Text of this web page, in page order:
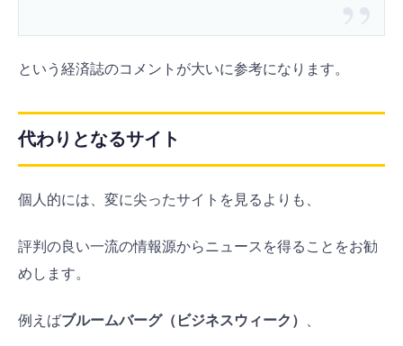
という経済誌のコメントが大いに参考になります。
代わりとなるサイト
個人的には、変に尖ったサイトを見るよりも、
評判の良い一流の情報源からニュースを得ることをお勧
めします。
例えばブルームバーグ（ビジネスウィーク）